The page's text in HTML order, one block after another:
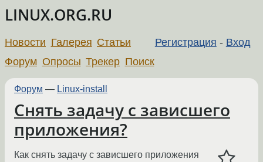
LINUX.ORG.RU
Регистрация - Вход
Новости Галерея Статьи
Форум Опросы Трекер Поиск
Форум — Linux-install
Снять задачу с зависшего
приложения?
Как снять задачу с зависшего приложения